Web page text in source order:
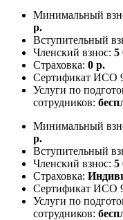
Минимальный
р.
Вступительный
Членский взнос: 5
Страховка: 0 р.
Сертификат ИСО
Услуги по
сотрудников:
Минимальный
р.
Вступительный
Членский взнос: 5
Страховка:
Сертификат ИСО
Услуги по
сотрудников: